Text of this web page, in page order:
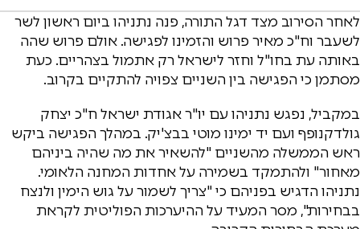
לאחר הסירוב מצד דגל התורה, פנה נתניהו ביום ראשון לשר
לשעבר וח"כ מאיר פרוש והזמינו לפגישה. אולם פרוש שהה
באותה עת בחו"ל וחזר לישראל רק אתמול בצהריים. כעת
מסתמן כי הפגישה בין השניים צפויה להתקיים בקרוב.
במקביל, נפגש נתניהו עם יו"ר אגודת ישראל ח"כ יצחק
גולדקנופף ועם יד ימינו מוטי בבצ'יק. במהלך הפגישה ביקש
ראש הממשלה מהשניים "להשאיר את מה שהיה ביניהם
מאחור" ולהתמקד בשמירה על אחדות המחנה הלאומי.
נתניהו הדגיש בפניהם כי "צריך לשמור על גוש הימין ולנצח
בבחירות", מסר המעיד על ההיערכות הפוליטית לקראת